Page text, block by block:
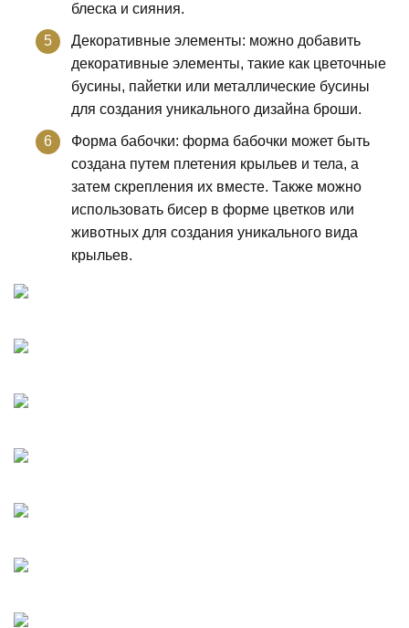
блеска и сияния.
Декоративные элементы: можно добавить
декоративные элементы, такие как цветочные
бусины, пайетки или металлические бусины
для создания уникального дизайна броши.
Форма бабочки: форма бабочки может быть
создана путем плетения крыльев и тела, а
затем скрепления их вместе. Также можно
использовать бисер в форме цветков или
животных для создания уникального вида
крыльев.